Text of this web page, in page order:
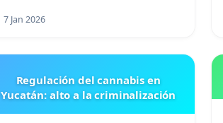
7 Jan 2026
Regulación del cannabis en
Yucatán: alto a la criminalización